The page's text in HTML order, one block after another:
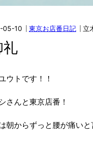
05-10 東京お店番日記 立
ウトです！！
さんと東京店番！
朝からずっと腰が痛い